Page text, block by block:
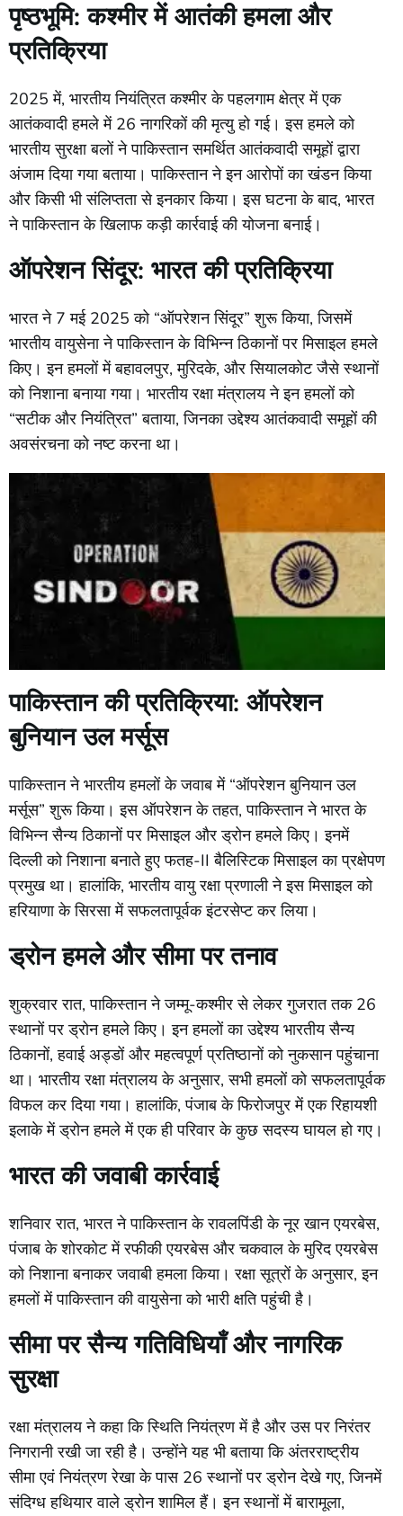
पृष्ठभूमि:कश्मीरमेंआतंकीहमलाऔर
प्रतिक्रिया
2025में, भारतीयनियंत्रितकश्मीरकेपहलगामक्षेत्रमेंएक
आतंकवादीहमलेमें 26नागरिकोंकीमृत्युहोगई।इसहमलेको
भारतीयसुरक्षाबलोंनेपाकिस्तानसमर्थितआतंकवादीसमूहोंद्वारा
अंजामदियागयाबताया।पाकिस्ताननेइनआरोपोंकाखंडनकिया
औरकिसीभीसंलिप्ततासेइनकारकिया।इसघटनाकेबाद, भारत
नेपाकिस्तानकेखिलाफकड़ीकार्रवाईकीयोजनाबनाई।
ऑपरेशनसिंदूर: भारतकीप्रतिक्रिया
भारतने 7मई 2025को “ऑपरेशनसिंदूर”शुरूकिया,जिसमें
भारतीयवायुसेनानेपाकिस्तानकेविभिन्नठिकानोंपरमिसाइलहमले
किए।इनहमलोंमेंबहावलपुर,मुरिदके, औरसियालकोटजैसेस्थानों
कोनिशानाबनायागया। भारतीयरक्षामंत्रालयनेइनहमलोंको
“सटीकऔरनियंत्रित”बताया,जिनकाउद्देश्यआतंकवादीसमूहोंकी
अवसंरचनाकोनष्टकरनाथा।
पाकिस्तानकीप्रतिक्रिया: ऑपरेशन
बुनियानउलमर्सूस
पाकिस्ताननेभारतीयहमलोंकेजवाबमें “ऑपरेशनबुनियानउल
मर्सूस”शुरूकिया।इसऑपरेशनकेतहत,पाकिस्ताननेभारतके
विभिन्नसैन्यठिकानोंपरमिसाइल औरड्रोनहमलेकिए।इनमें
दिल्लीकोनिशानाबनातेहुएफतह-IIबैलिस्टिकमिसाइलकाप्रक्षेपण
प्रमुखथा।हालांकि, भारतीयवायुरक्षाप्रणालीनेइसमिसाइलको
हरियाणाकेसिरसामेंसफलतापूर्वकइंटरसेप्टकरलिया।
ड्रोनहमलेऔरसीमापरतनाव
शुक्रवाररात,पाकिस्ताननेजम्मू-कश्मीरसेलेकरगुजराततक 26
स्थानोंपरड्रोनहमलेकिए।इनहमलोंकाउद्देश्यभारतीयसैन्य
ठिकानों,हवाईअड्डोंऔरमहत्वपूर्णप्रतिष्ठानोंकोनुकसानपहुंचाना
था। भारतीयरक्षामंत्रालयकेअनुसार,सभीहमलोंकोसफलतापूर्वक
विफलकरदियागया।हालांकि,पंजाबकेफिरोजपुरमेंएकरिहायशी
इलाकेमेंड्रोनहमलेमेंएकहीपरिवारकेकुछसदस्यघायलहोगए।
भारतकीजवाबीकार्रवाई
शनिवाररात, भारतनेपाकिस्तानकेरावलपिंडीकेनूरखानएयरबेस,
पंजाबकेशोरकोटमेंरफीकीएयरबेसऔरचकवालकेमुरिदएयरबेस
कोनिशानाबनाकरजवाबीहमलाकिया।रक्षासूत्रोंकेअनुसार,इन
हमलोंमेंपाकिस्तानकीवायुसेनाकोभारीक्षतिपहुंचीहै।
सीमापरसैन्यगतिविधियाँऔरनागरिक
सुरक्षा
रक्षामंत्रालयनेकहाकिस्थितिनियंत्रणमेंहै औरउसपरनिरंतर
निगरानीरखीजारहीहै।उन्होंनेयह भीबतायाकिअंतरराष्ट्रीय
सीमाएवंनियंत्रणरेखाकेपास 26स्थानोंपरड्रोनदेखेगए,जिनमें
संदिग्धहथियारवालेड्रोनशामिलहैं।इनस्थानोंमेंबारामूला,